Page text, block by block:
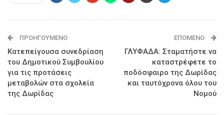
ΠΡΟΗΓΟΎΜΕΝΟ
Κατεπείγουσα συνεδρίαση
του Δημοτικού Συμβουλίου
για τις προτάσεις
μεταβολών στα σχολεία
της Δωρίδας
ΕΠΌΜΕΝΟ
ΓΛΥΦΑΔΑ: Σταματήστε να
καταστρέφετε το
ποδόσφαιρο της Δωρίδας
και ταυτόχρονα όλου του
Νομού